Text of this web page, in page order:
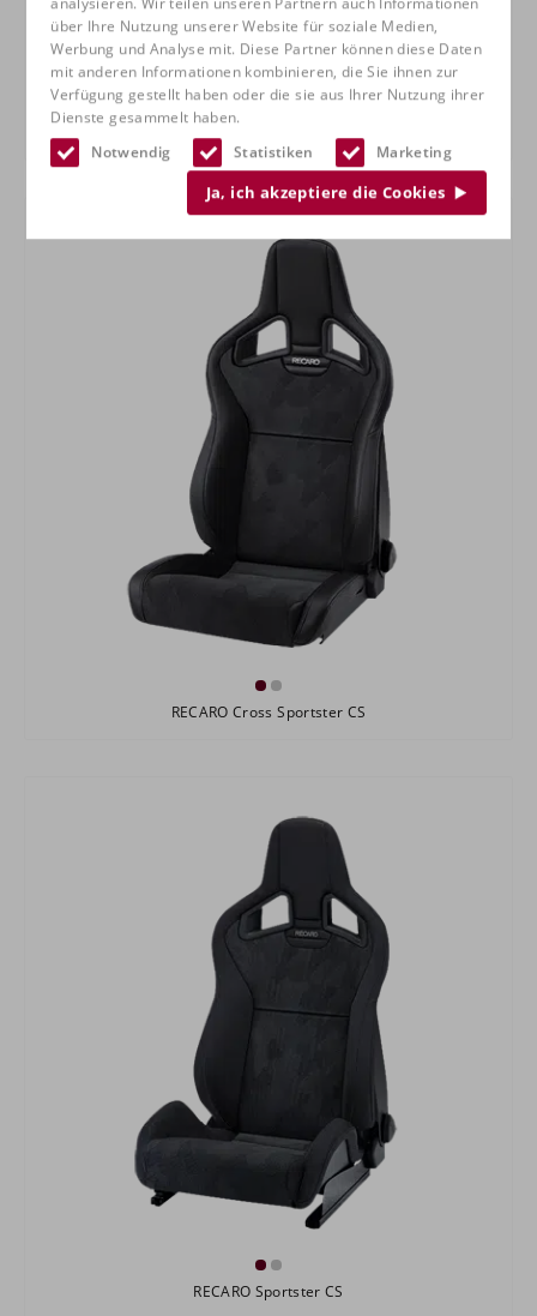
über Ihre Nutzung unserer Website für soziale Medien,
Werbung und Analyse mit. Diese Partner können diese Daten
mit anderen Informationen kombinieren, die Sie ihnen zur
Verfügung gestellt haben oder die sie aus Ihrer Nutzung ihrer
Dienste gesammelt haben.
Notwendig
Statistiken Marketing
Ja, ich akzeptiere die Cookies
RECARO Cross Sportster CS
RECARO Sportster CS